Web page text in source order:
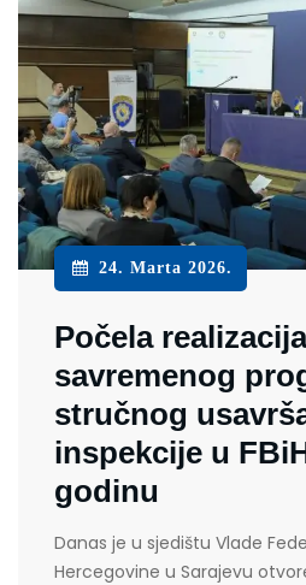
24. Marta 2026.
Počela realizacija
savremenog
stručnog
inspekcije u
godinu
Danas je u sjedištu Vlade
Hercegovine u Sarajevu